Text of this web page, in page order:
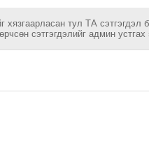
тул ТА сэтгэгдэл
сэтгэгдэлийг админ устгах